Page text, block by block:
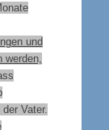
und
Vater.